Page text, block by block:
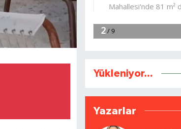
Yükleniyor...
Yazarlar